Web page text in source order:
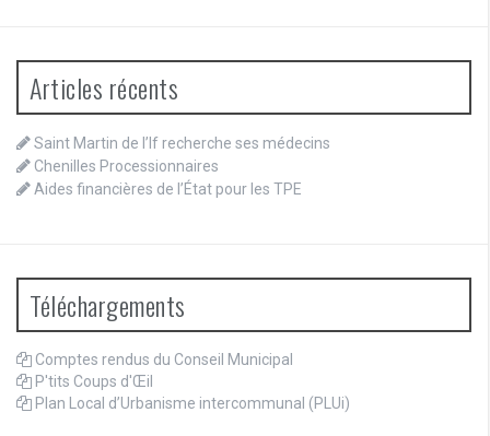
Articles récents
Saint Martin de l’If recherche ses médecins
Chenilles Processionnaires
Aides financières de l’État pour les TPE
Téléchargements
Comptes rendus du Conseil Municipal
P'tits Coups d'Œil
Plan Local d’Urbanisme intercommunal (PLUi)